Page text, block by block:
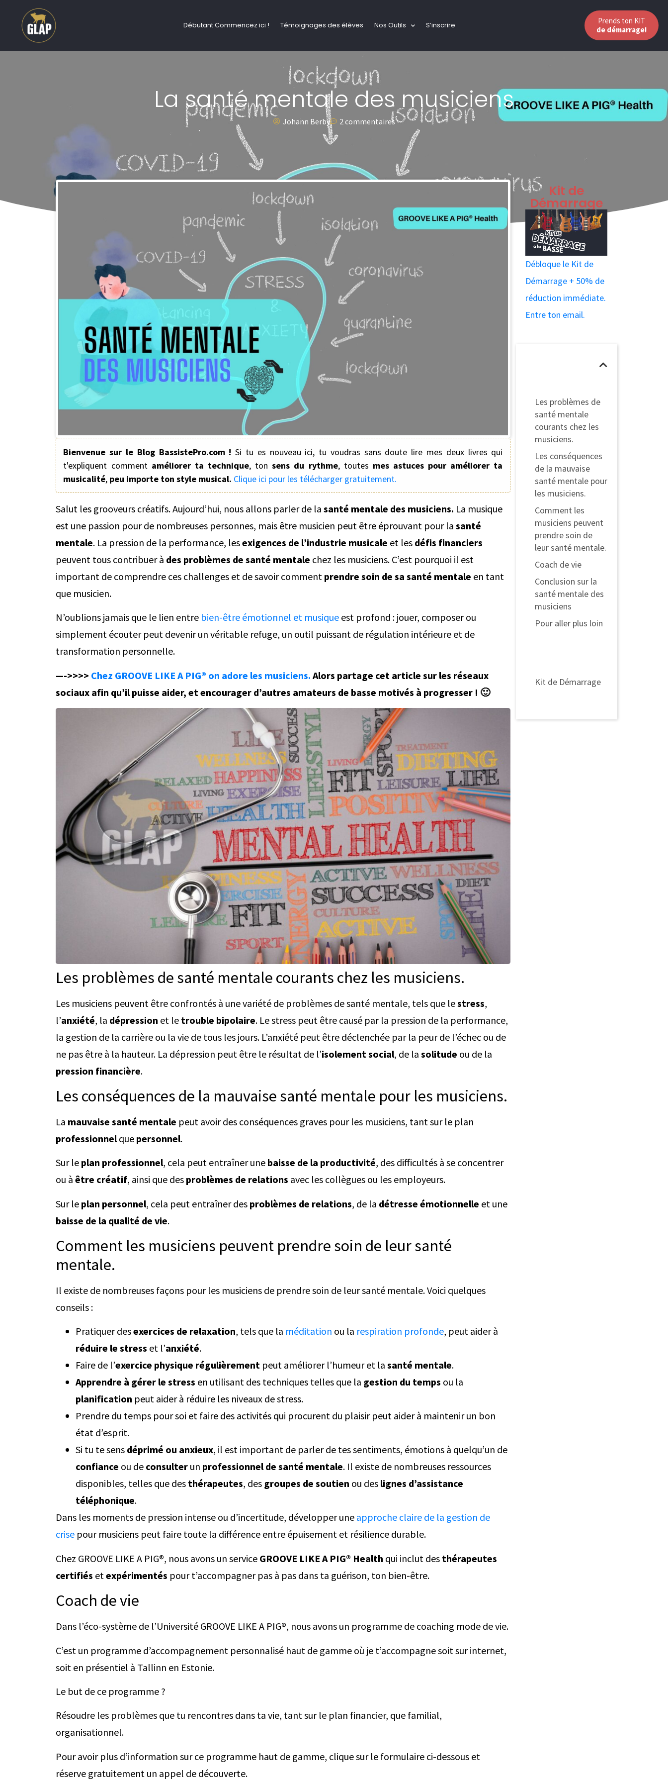
Débutant Commencez ici ! Témoignages des élèves Nos Outils S’inscrire
Prends ton KIT
de démarrage!
La santé mentale des musiciens
Johann Berby 2 commentaires
Bienvenue sur le Blog BassistePro.com ! Si tu es nouveau ici, tu voudras sans doute lire mes deux livres qui
t'expliquent comment améliorer ta technique, tonsens du rythme, toutes mes astuces pour améliorer ta
musicalité, peu importe ton style musical. Clique ici pour les télécharger gratuitement.
Salut les grooveurs créatifs. Aujourd’hui, nous allons parler de la santé mentale des musiciens. La musique
est une passion pour de nombreuses personnes, mais être musicien peut être éprouvant pour la santé
mentale. La pression de la performance, lesexigences de l’industrie musicale et les défis financiers
peuvent tous contribuer à des problèmes de santé mentale chez les musiciens. C’est pourquoi il est
important de comprendre ces challenges et de savoir comment prendre soin de sa santé mentale en tant
que musicien.
N’oublions jamais que le lien entre bien-être émotionnel et musique est profond : jouer, composer ou
simplement écouter peut devenir un véritable refuge, un outil puissant de régulation intérieure et de
transformation personnelle.
—->>>> Chez GROOVE LIKE A PIG® on adore les musiciens. Alors partage cet article sur les réseaux
sociaux afin qu’il puisse aider, et encourager d’autres amateurs de basse motivés à progresser ! 🙂
Les problèmes de santé mentale courants chez les musiciens.
Les musiciens peuvent être confrontés à une variété de problèmes de santé mentale, tels que lestress,
l’anxiété, la dépression et le trouble bipolaire. Le stress peut être causé par la pression de la performance,
la gestion de la carrière ou la vie de tous les jours. L’anxiété peut être déclenchée par la peur de l’échec ou de
ne pas être à la hauteur. La dépression peut être le résultat de l’isolement social, de la solitude ou de la
pression financière.
Les conséquences de la mauvaise santé mentale pour les musiciens.
La mauvaise santé mentale peut avoir des conséquences graves pour les musiciens, tant sur le plan
professionnel que personnel.
Sur le plan professionnel, cela peut entraîner une baisse de la productivité, des difficultés à se concentrer
ou à être créatif, ainsi que des problèmes de relations avec les collègues ou les employeurs.
Sur le plan personnel, cela peut entraîner des problèmes de relations, de la détresse émotionnelle et une
baisse de la qualité de vie.
Comment les musiciens peuvent prendre soin de leur santé
mentale.
Il existe de nombreuses façons pour les musiciens de prendre soin de leur santé mentale. Voici quelques
conseils :
Pratiquer desexercices de relaxation, tels que la méditation ou la respiration profonde, peut aider à
réduire le stress et l’anxiété.
Faire de l’exercice physique régulièrement peut améliorer l’humeur et la santé mentale.
Apprendre à gérer le stress en utilisant des techniques telles que la gestion du temps ou la
planification peut aider à réduire les niveaux de stress.
Prendre du temps pour soi et faire des activités qui procurent du plaisir peut aider à maintenir un bon
état d’esprit.
Si tu te sens déprimé ou anxieux, il est important de parler de tes sentiments, émotions à quelqu’un de
confiance ou de consulter un professionnel de santé mentale. Il existe de nombreuses ressources
disponibles, telles que des thérapeutes, des groupes de soutien ou des lignes d’assistance
téléphonique.
Dans les moments de pression intense ou d’incertitude, développer une approche claire de la gestion de
crise pour musiciens peut faire toute la différence entre épuisement et résilience durable.
Chez GROOVE LIKE A PIG®, nous avons un service GROOVE LIKE A PIG® Health qui inclut des thérapeutes
certifiés et expérimentés pour t’accompagner pas à pas dans ta guérison, ton bien-être.
Coach de vie
Dans l’éco-système de l’Université GROOVE LIKE A PIG®, nous avons un programme de coaching mode de vie.
C’est un programme d’accompagnement personnalisé haut de gamme où je t’accompagne soit sur internet,
soit en présentiel à Tallinn en Estonie.
Le but de ce programme ?
Résoudre les problèmes que tu rencontres dans ta vie, tant sur le plan financier, que familial,
organisationnel.
Pour avoir plus d’information sur ce programme haut de gamme, clique sur le formulaire ci-dessous et
réserve gratuitement un appel de découverte.
Les problèmes de
santé mentale
courants chez les
musiciens.
Les conséquences
de la mauvaise
santé mentale pour
les musiciens.
Comment les
musiciens peuvent
prendre soin de
leur santé mentale.
Coach de vie
Conclusion sur la
santé mentale des
musiciens
Pour aller plus loin
Kit de Démarrage
Kit de
Démarrage
Débloque le Kit de
Démarrage + 50% de
réduction immédiate.
Entre ton email.